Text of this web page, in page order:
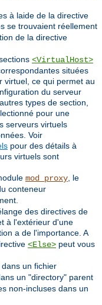
à laide de la directive
se trouvaient réellement
de la directive
<VirtualHost>
situées
virtuel, ce qui permet au
du serveur
types de section,
pour une
serveurs virtuels
Voir
pour des détails à
virtuels sont
mod_proxy, le
conteneur
des directives de
à l'extérieur d'une
a de l'importance. A
<Else> peut vous
un fichier
un "directory" parent
non-incluses dans un